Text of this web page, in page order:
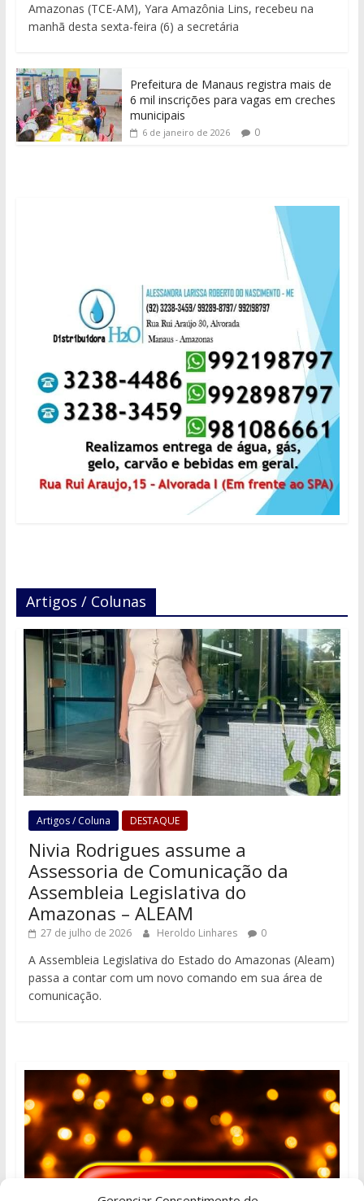
Amazonas (TCE-AM), Yara Amazônia Lins, recebeu na
manhã desta sexta-feira (6) a secretária
Prefeitura de Manaus registra mais de
6 mil inscrições para vagas em creches
municipais
6 de janeiro de 2026 0
Artigos / Colunas
Artigos / Coluna DESTAQUE
Nivia Rodrigues assume a
Assessoria de Comunicação da
Assembleia Legislativa do
Amazonas – ALEAM
27 de julho de 2026 Heroldo Linhares 0
A Assembleia Legislativa do Estado do Amazonas (Aleam)
passa a contar com um novo comando em sua área de
comunicação.